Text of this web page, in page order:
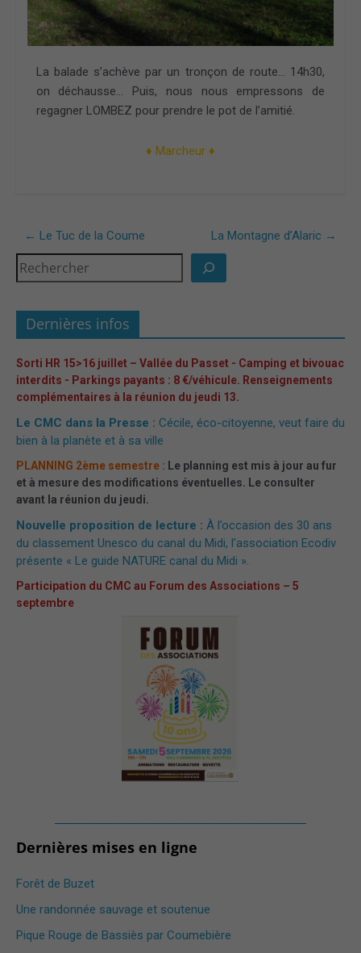
La balade s’achève par un tronçon de route… 14h30,
on déchausse… Puis, nous nous empressons de
regagner LOMBEZ pour prendre le pot de l’amitié.
♦ Marcheur ♦
← Le Tuc de la Coume La Montagne d’Alaric →
Dernières infos
Sorti HR 15>16 juillet – Vallée du Passet - Camping et bivouac
interdits - Parkings payants : 8 €/véhicule. Renseignements
complémentaires à la réunion du jeudi 13.
Le CMC dans la Presse : Cécile, éco-citoyenne, veut faire du
bien à la planète et à sa ville
PLANNING 2ème semestre : Le planning est mis à jour au fur
et à mesure des modifications éventuelles. Le consulter
avant la réunion du jeudi.
Nouvelle proposition de lecture : À l’occasion des 30 ans
du classement Unesco du canal du Midi, l’association Ecodiv
présente « Le guide NATURE canal du Midi ».
Participation du CMC au Forum des Associations – 5
septembre
Dernières mises en ligne
Forêt de Buzet
Une randonnée sauvage et soutenue
Pique Rouge de Bassiès par Coumebière